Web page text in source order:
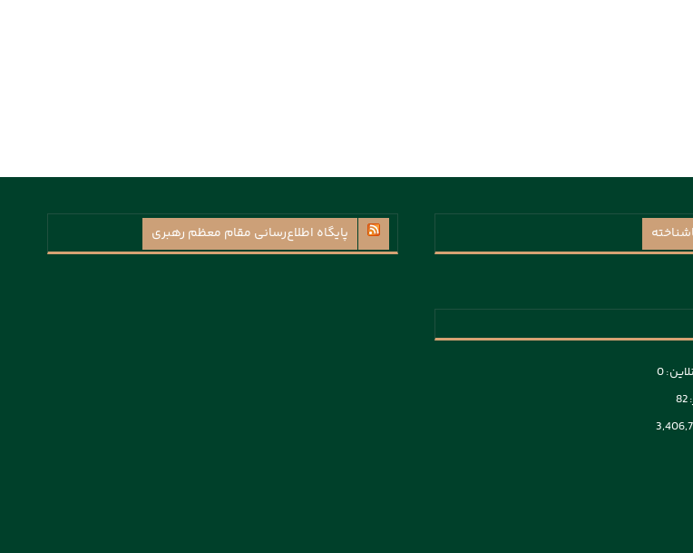
0
82
پايگاه اطلاع‌رسانی مقام معظم رهبری